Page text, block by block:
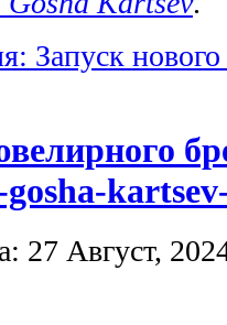
Запуск
27 Август,